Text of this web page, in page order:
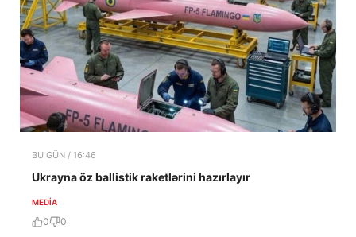
BU GÜN / 16:46
Ukrayna öz ballistik raketlərini hazırlayır
MEDİA
0 0